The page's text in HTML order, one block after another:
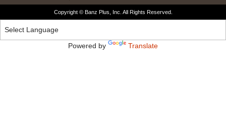
Copyright © Banz Plus, Inc. All Rights Reserved.
Powered by Translate